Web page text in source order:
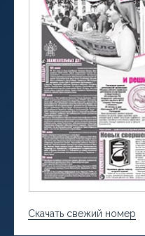
Скачать свежий номер